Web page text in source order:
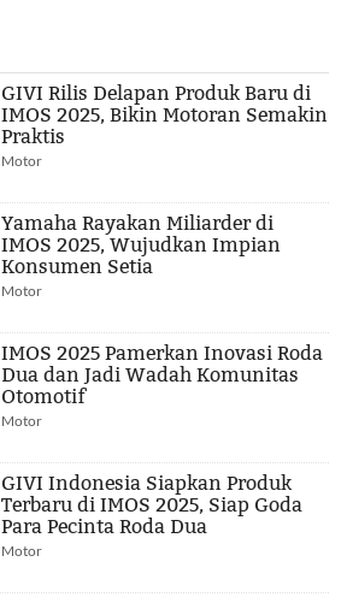
GIVI Rilis Delapan Produk Baru di
IMOS 2025, Bikin Motoran Semakin
Praktis
Motor
Yamaha Rayakan Miliarder di
IMOS 2025, Wujudkan Impian
Konsumen Setia
Motor
IMOS 2025 Pamerkan Inovasi Roda
Dua dan Jadi Wadah Komunitas
Otomotif
Motor
GIVI Indonesia Siapkan Produk
Terbaru di IMOS 2025, Siap Goda
Para Pecinta Roda Dua
Motor